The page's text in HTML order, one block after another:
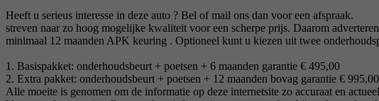
Heeft u serieus interesse in deze auto ? Bel of mail ons dan voor een afspraak.
streven naar zo hoog mogelijke kwaliteit voor een scherpe prijs. Daarom
minimaal 12 maanden APK keuring . Optioneel kunt u kiezen uit twee
1. Basispakket: onderhoudsbeurt + poetsen + 6 maanden garantie € 495,00
2. Extra pakket: onderhoudsbeurt + poetsen + 12 maanden bovag garantie € 995,00
Alle moeite is genomen om de informatie op deze internetsite zo accuraat en